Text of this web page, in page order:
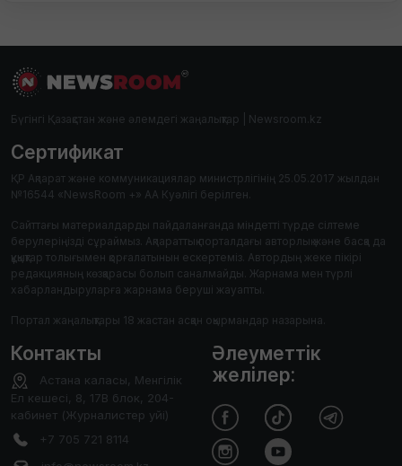
Бүгінгі Қазақстан және әлемдегі жаңалықтар | Newsroom.kz
Сертификат
ҚР Ақпарат және коммуникациялар министрлігінің 25.05.2017 жылдан
№16544 «NewsRoom +» АА Куәлігі берілген.
Сайттағы материалдарды пайдаланғанда міндетті түрде сілтеме
берулеріңізді сұраймыз. Ақпараттық порталдағы авторлық және басқа да
құқықтар толығымен қорғалатынын ескертеміз. Автордың жеке пікірі
редакцияның көзқарасы болып саналмайды. Жарнама мен түрлі
хабарландыруларға жарнама беруші жауапты.
Портал жаңалықтары 18 жастан асқан оқырмандар назарына.
Контакты
Астана каласы, Менгілік
Ел кешесі, 8, 17В блок, 204-
кабинет (Журналистер уйі)
+7 705 721 8114
Әлеуметтік
желілер: